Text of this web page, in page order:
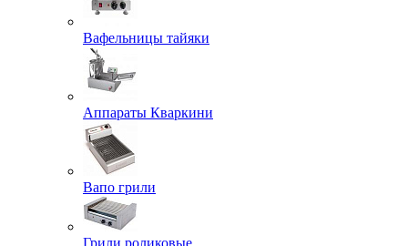
Вафельницы тайяки
Аппараты Кваркини
Вапо грили
Грили роликовые